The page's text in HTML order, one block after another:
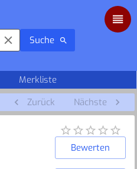
Suche
Merkliste
Zurück Nächste
Bewerten